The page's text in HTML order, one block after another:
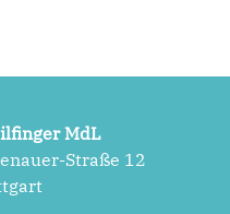
MdL
Straße 12